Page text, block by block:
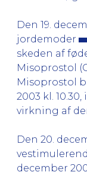
Den 19.
jordemoder
skeden af
Misoprostol
Misoprostol
2003 kl.
virkning af
Den 20.
december